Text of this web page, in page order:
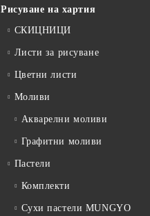
Рисуване на хартия
СКИЦНИЦИ
Листи за рисуване
Цветни листи
Моливи
Акварелни моливи
Графитни моливи
Пастели
Комплекти
Сухи пастели MUNGYO